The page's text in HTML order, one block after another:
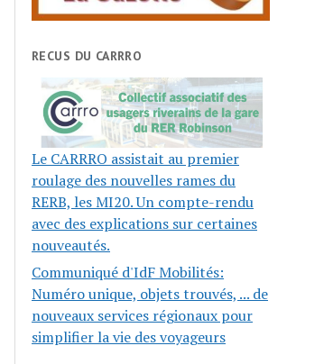
RECUS DU CARRRO
Le CARRRO assistait au premier
roulage des nouvelles rames du
RERB, les MI20. Un compte-rendu
avec des explications sur certaines
nouveautés.
Communiqué d'IdF Mobilités:
Numéro unique, objets trouvés, ... de
nouveaux services régionaux pour
simplifier la vie des voyageurs